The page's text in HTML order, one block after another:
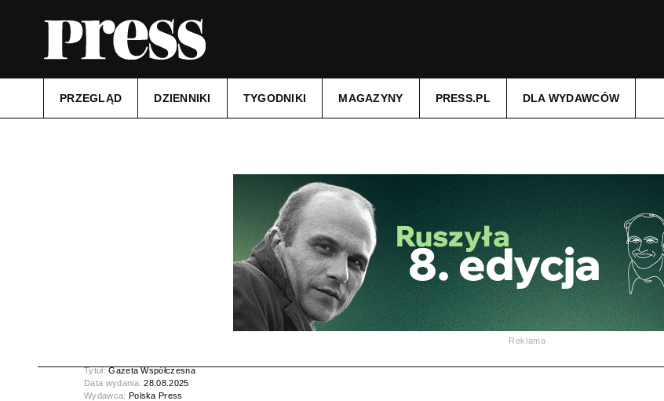
PRZEGLĄD DZIENNIKI TYGODNIKI MAGAZYNY PRESS.PL DLA WYDAWCÓW
Reklama
Tytuł:Gazeta Współczesna
Data wydania:28.08.2025
Wydawca: Polska Press